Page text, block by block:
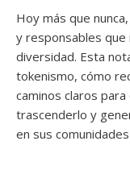
Hoy más que
y responsables que
diversidad. Esta
tokenismo, cómo
caminos claros
trascenderlo y
en sus